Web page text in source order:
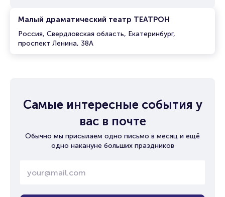
Малый драматический театр ТЕАТРОН
Россия, Свердловская область, Екатеринбург,
проспект Ленина, 38А
Самые интересные события у
вас в почте
Обычно мы присылаем одно письмо в месяц и ещё
одно накануне больших праздников